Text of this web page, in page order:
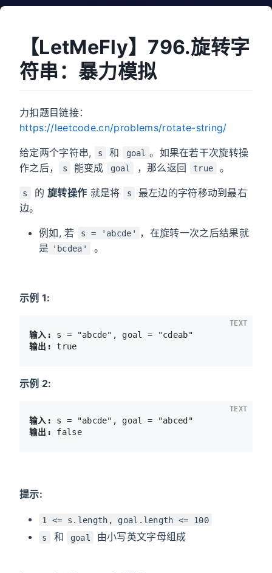
【LetMeFly】796.旋转字
符串：暴力模拟
力扣题目链接：
https://leetcode.cn/problems/rotate-string/
给定两个字符串, s 和 goal 。如果在若干次旋转操
作之后，
s 能变成 goal ，那么返回 true 。
s 的旋转操作 就是将 s
最左边的字符移动到最右
边。
例如, 若 s = 'abcde'
，在旋转一次之后结果就
是
'bcdea' 。
示例 1:
输入:
输出:
TEXT
示例 2:
输入:
输出:
false
TEXT
提示:
1 <= s.length, goal.length <= 100
s
和 goal 由小写英文字母组成